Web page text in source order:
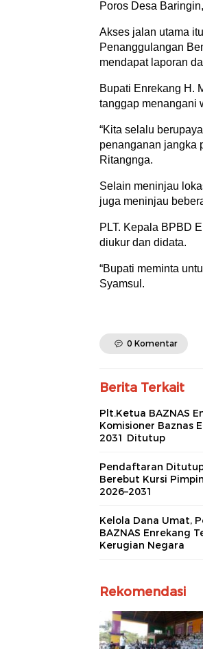
Poros Desa
Akses jalan utama
Penanggulangan
mendapat laporan
Bupati Enrekang H.
tanggap menangani
“Kita selalu
penanganan jangka
Ritangnga.
Selain meninjau
juga meninjau
PLT. Kepala BPBD
diukur dan didata.
“Bupati meminta
Syamsul.
0 Komentar
Berita Terkait
Plt.Ketua BAZNAS
Komisioner Baznas
2031 Ditutup
Pendaftaran
Berebut Kursi
2026–2031
Kelola Dana Umat,
BAZNAS Enrekang
Kerugian Negara
Rekomendasi